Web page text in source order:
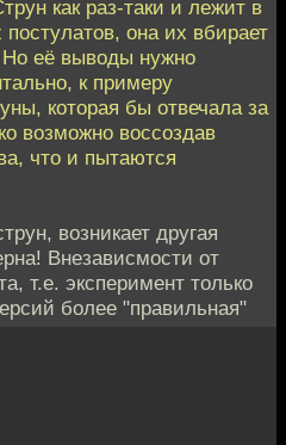
как раз-таки и лежит в
она их вбирает
её выводы нужно
к примеру
которая бы отвечала за
возможно воссоздав
что и пытаются
возникает другая
Внезависмости от
т.е. эксперимент только
более "правильная"